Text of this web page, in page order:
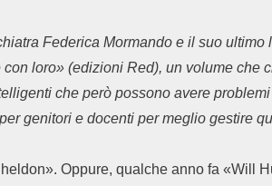
Federica Mormando e il suo
loro» (edizioni Red), un volume che
che però possono avere
genitori e docenti per meglio gestire
Oppure, qualche anno fa «Will